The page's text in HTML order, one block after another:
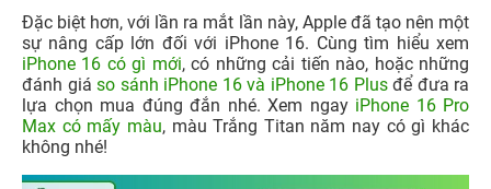
Đặc biệt hơn, với lần ra mắt lần này, Apple đã tạo nên một
sự nâng cấp lớn đối với iPhone 16. Cùng tìm hiểu xem
iPhone 16 có gì mới, có những cải tiến nào, hoặc những
đánh giá so sánh iPhone 16 và iPhone 16 Plusđể đưa ra
lựa chọn mua đúng đắn nhé. Xem ngay iPhone 16 Pro
Max có mấy màu, màu Trắng Titan năm nay có gì khác
không nhé!